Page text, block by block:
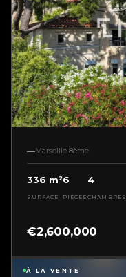
Marseille 8ème
336 m²
SURFACE
6
PIÈCES
4
CHAMBRES
€2,600,000
À LA VENTE